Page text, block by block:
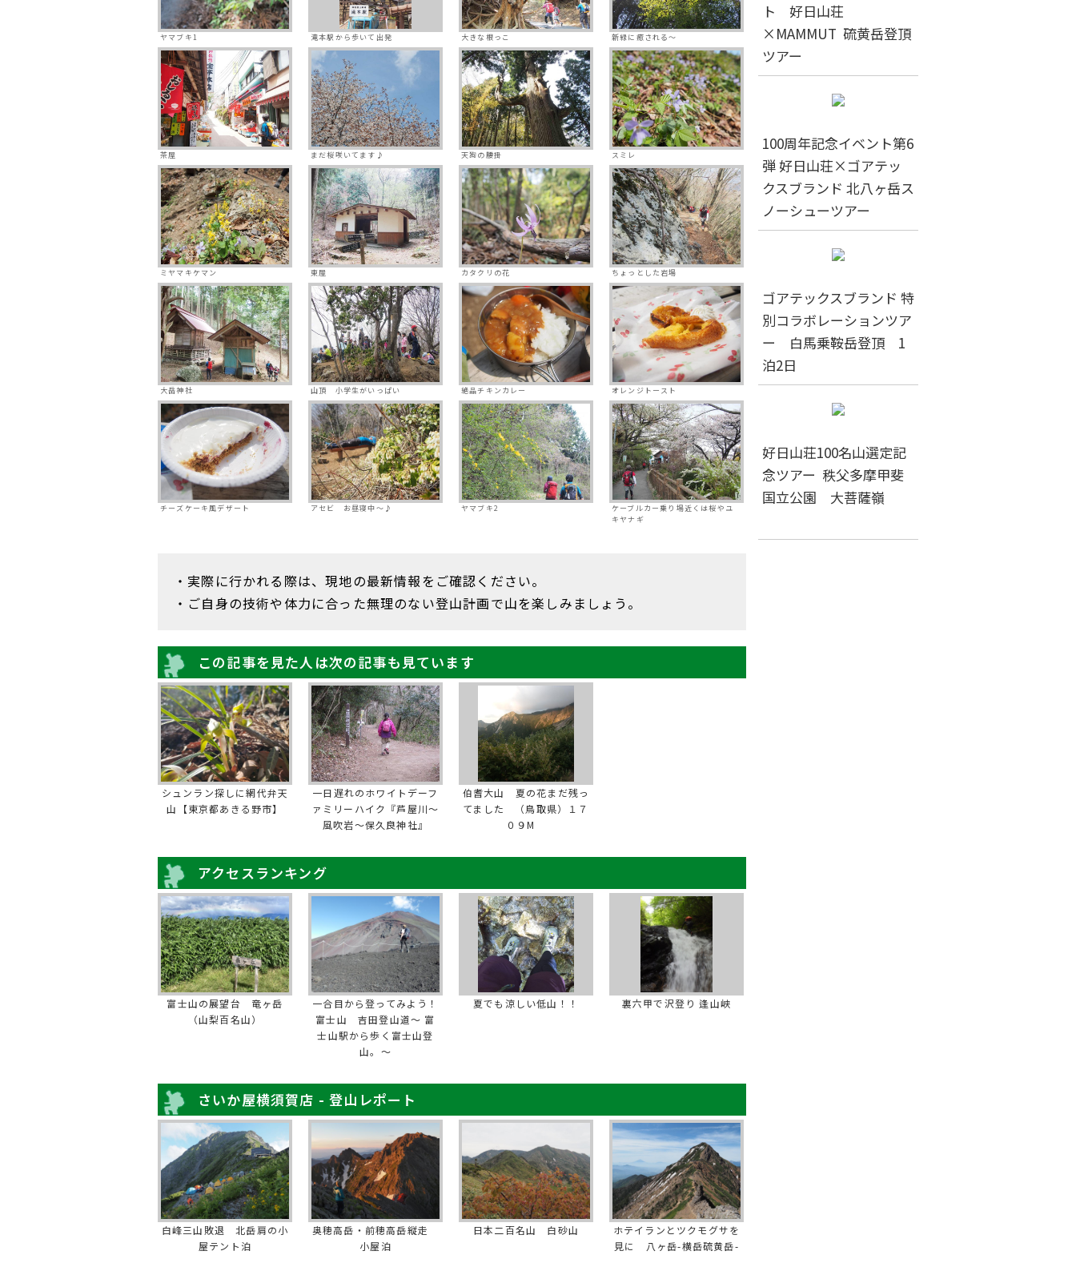
ヤマブキ1 滝本駅から歩いて出発 大きな根っこ 新緑に癒される～
茶屋 まだ桜咲いてます♪ 天狗の腰掛 スミレ
ミヤマキケマン 東屋 カタクリの花 ちょっとした岩場
大岳神社 山頂 小学生がいっぱい 絶品チキンカレー オレンジトースト
チーズケーキ風デザート アセビ お昼寝中～♪ ヤマブキ2
ケーブルカー乗り場近くは桜やユ
キヤナギ
・実際に行かれる際は、現地の最新情報をご確認ください。
・ご自身の技術や体力に合った無理のない登山計画で山を楽しみましょう。
この記事を見た人は次の記事も見ています
シュンラン探しに網代弁天
山【東京都あきる野市】
一日遅れのホワイトデーフ
ァミリーハイク『芦屋川～
風吹岩～保久良神社』
伯耆大山 夏の花まだ残っ
てました （鳥取県）１７
０９M
アクセスランキング
富士山の展望台 竜ヶ岳
（山梨百名山）
一合目から登ってみよう！
富士山 吉田登山道～ 富
士山駅から歩く富士山登
山。～
夏でも涼しい低山！！ 裏六甲で沢登り 逢山峡
さいか屋横須賀店 - 登山レポート
白峰三山敗退 北岳肩の小
屋テント泊
奥穂高岳・前穂高岳縦走
小屋泊
日本二百名山 白砂山
ホテイランとツクモグサを
見に 八ヶ岳-横岳硫黄岳-
ト 好日山荘
×MAMMUT 硫黄岳登頂
ツアー
100周年記念イベント第6
弾 好日山荘×ゴアテッ
クスブランド 北八ヶ岳ス
ノーシューツアー
ゴアテックスブランド 特
別コラボレーションツア
ー 白馬乗鞍岳登頂 1
泊2日
好日山荘100名山選定記
念ツアー 秩父多摩甲斐
国立公園 大菩薩嶺